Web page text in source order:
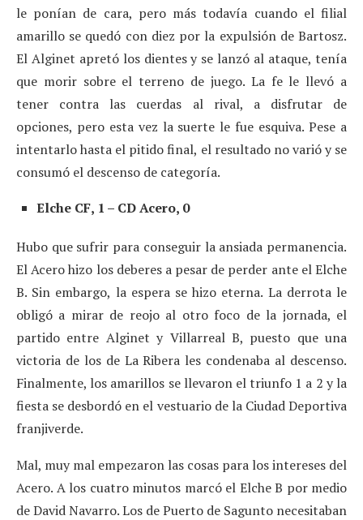
le ponían de cara, pero más todavía cuando el filial
amarillo se quedó con diez por la expulsión de Bartosz.
El Alginet apretó los dientes y se lanzó al ataque, tenía
que morir sobre el terreno de juego. La fe le llevó a
tener contra las cuerdas al rival, a disfrutar de
opciones, pero esta vez la suerte le fue esquiva. Pese a
intentarlo hasta el pitido final, el resultado no varió y se
consumó el descenso de categoría.
Elche CF, 1 – CD Acero, 0
Hubo que sufrir para conseguir la ansiada permanencia.
El Acero hizo los deberes a pesar de perder ante el Elche
B. Sin embargo, la espera se hizo eterna. La derrota le
obligó a mirar de reojo al otro foco de la jornada, el
partido entre Alginet y Villarreal B, puesto que una
victoria de los de La Ribera les condenaba al descenso.
Finalmente, los amarillos se llevaron el triunfo 1 a 2 y la
fiesta se desbordó en el vestuario de la Ciudad Deportiva
franjiverde.
Mal, muy mal empezaron las cosas para los intereses del
Acero. A los cuatro minutos marcó el Elche B por medio
de David Navarro. Los de Puerto de Sagunto necesitaban